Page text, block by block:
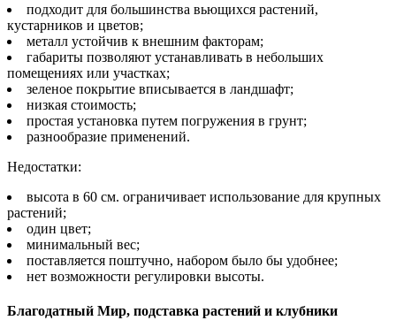
подходит для большинства вьющихся растений,
кустарников и цветов;
металл устойчив к внешним факторам;
габариты позволяют устанавливать в небольших
помещениях или участках;
зеленое покрытие вписывается в ландшафт;
низкая стоимость;
простая установка путем погружения в грунт;
разнообразие применений.
Недостатки:
высота в 60 см. ограничивает использование для крупных
растений;
один цвет;
минимальный вес;
поставляется поштучно, набором было бы удобнее;
нет возможности регулировки высоты.
Благодатный Мир, подставка растений и клубники